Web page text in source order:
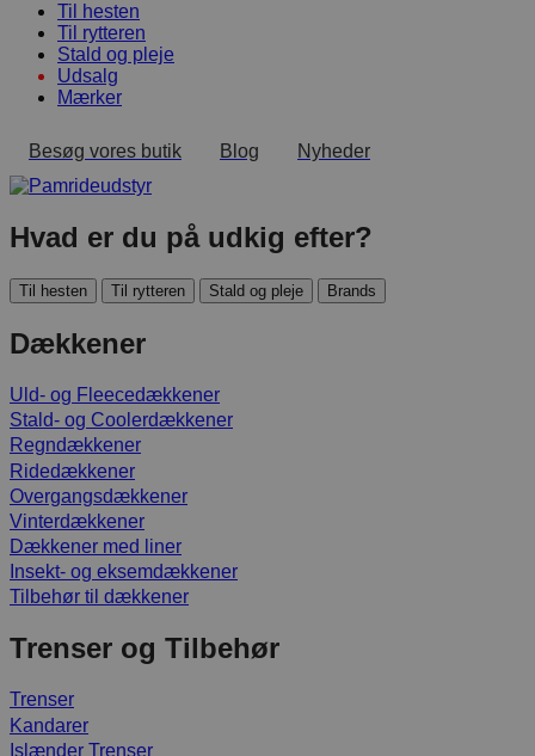
Til hesten
Til rytteren
Stald og pleje
Udsalg
Mærker
Besøg vores butik Blog Nyheder
Hvad er du på udkig efter?
Til hesten Til rytteren Stald og pleje Brands
Dækkener
Uld- og Fleecedækkener
Stald- og Coolerdækkener
Regndækkener
Ridedækkener
Overgangsdækkener
Vinterdækkener
Dækkener med liner
Insekt- og eksemdækkener
Tilbehør til dækkener
Trenser og Tilbehør
Trenser
Kandarer
Islænder Trenser